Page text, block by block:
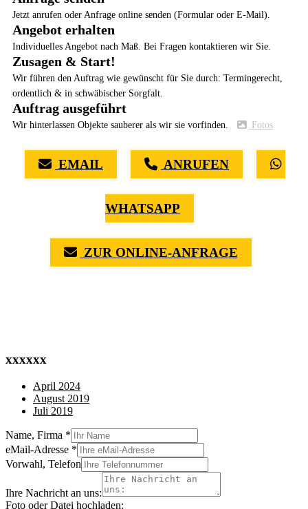
Jetzt anrufen oder Anfrage online senden (Formular oder E-Mail).
Angebot erhalten
Individuelles Angebot nach Maß. Bei Fragen kontaktieren wir Sie.
Zusagen & Start!
Wir führen den Auftrag wie gewünscht für Sie durch: Termingerecht,
ordentlich & in schwäbischer Sorgfalt.
Auftrag ausgeführt
Wir hinterlassen Objekte sauberer als wir sie vorfinden. Fotos
EMAIL ANRUFEN
WHATSAPP
ZUR ONLINE-ANFRAGE
xxxxxx
April 2024
August 2019
Juli 2019
Name, Firma *
eMail-Adresse *
Vorwahl, Telefon
Ihre Nachricht an uns:
Foto oder Datei hochladen: